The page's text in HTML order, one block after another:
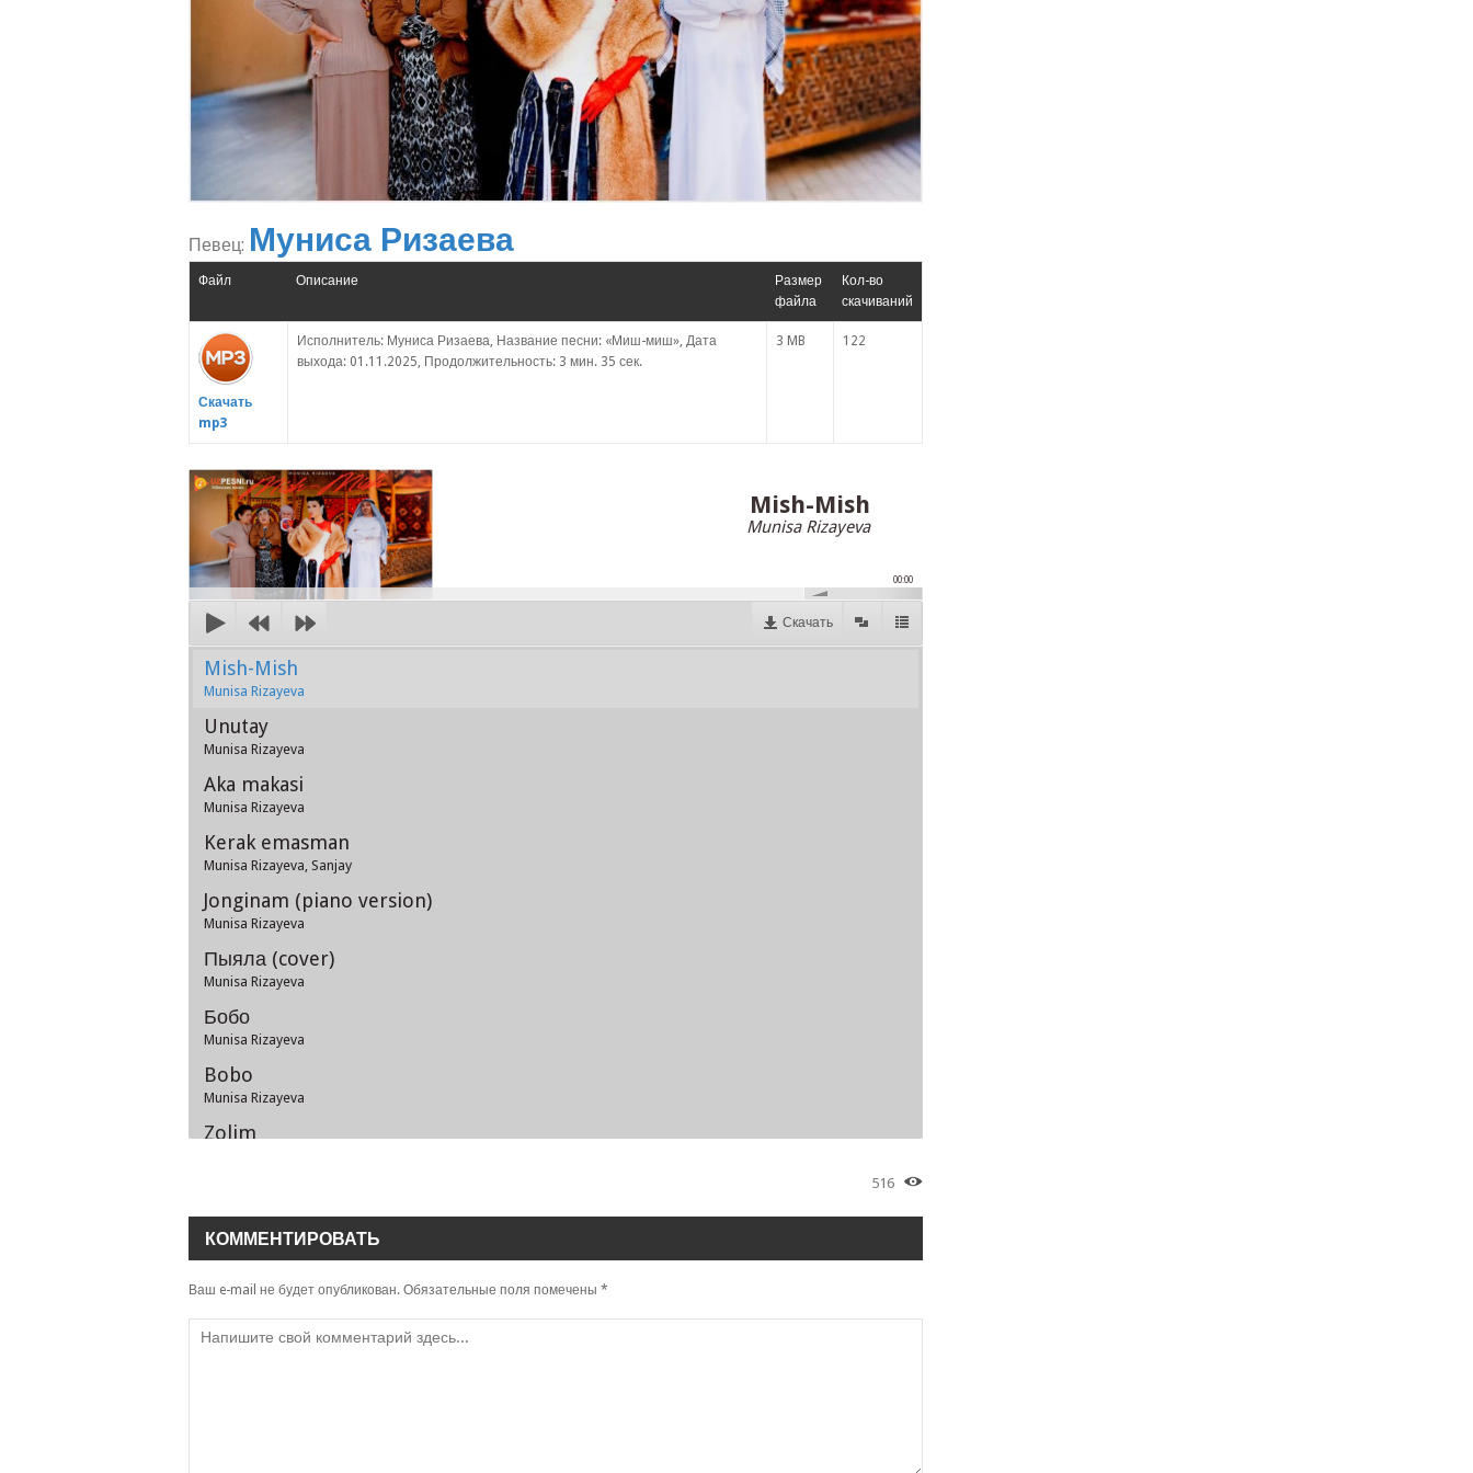
Певец: Муниса Ризаева
Файл Описание
Размер
файла
Кол-во
скачиваний
Скачать
mp3
Исполнитель: Муниса Ризаева, Название песни: «Миш-миш», Дата
выхода: 01.11.2025, Продолжительность: 3 мин. 35 сек.
3 MB 122
Mish-Mish
Munisa Rizayeva
00:00
Скачать
Mish-Mish
Munisa Rizayeva
Unutay
Munisa Rizayeva
Aka makasi
Munisa Rizayeva
Kerak emasman
Munisa Rizayeva, Sanjay
Jonginam (piano version)
Munisa Rizayeva
Пыяла (cover)
Munisa Rizayeva
Бобо
Munisa Rizayeva
Bobo
Munisa Rizayeva
Zolim
Munisa Rizayeva & Konsta
Yetmasmidi, Yetmadimi
Munisa Rizayeva
516
КОММЕНТИРОВАТЬ
Ваш e-mail не будет опубликован. Обязательные поля помечены *